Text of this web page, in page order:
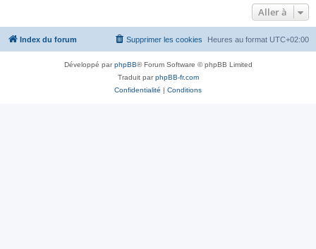
r
Aller à
Index du forum Heures au format UTC+02:00
Supprimer les cookies
Développé parphpBB® Forum Software © phpBB Limited
Traduit parphpBB-fr.com
Confidentialité | Conditions